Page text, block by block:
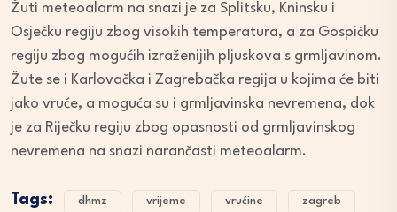
Žuti meteoalarm na snazi je za Splitsku, Kninsku i
Osječku regiju zbog visokih temperatura, a za Gospićku
regiju zbog mogućih izraženijih pljuskova s grmljavinom.
Žute se i Karlovačka i Zagrebačka regija u kojima će biti
jako vruće, a moguća su i grmljavinska nevremena, dok
je za Riječku regiju zbog opasnosti od grmljavinskog
nevremena na snazi narančasti meteoalarm.
Tags: dhmz vrijeme vrućine zagreb